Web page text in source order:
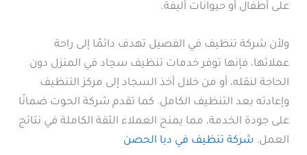
على أطفال أو حيوانات أليفة.
ولأن شركة تنظيف في الفصيل تهدف دائمًا إلى راحة
عملائها، فإنها توفر خدمات تنظيف سجاد في المنزل دون
الحاجة لنقله، أو من خلال أخذ السجاد إلى مركز التنظيف
وإعادته بعد التنظيف الكامل. كما تقدم شركة الحوت ضمانًا
على جودة الخدمة، مما يمنح العملاء الثقة الكاملة في نتائج
العمل. شركة تنظيف في دبا الحصن